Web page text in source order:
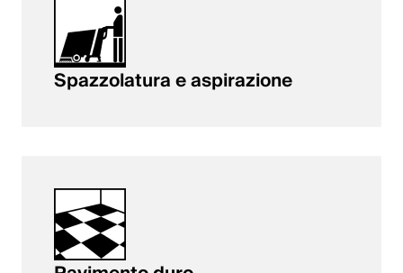
Spazzolatura e aspirazione